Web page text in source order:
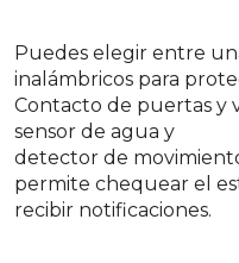
Puedes elegir entre
inalámbricos para
Contacto de puertas y
sensor de agua y
detector de
permite chequear el
recibir notificaciones.